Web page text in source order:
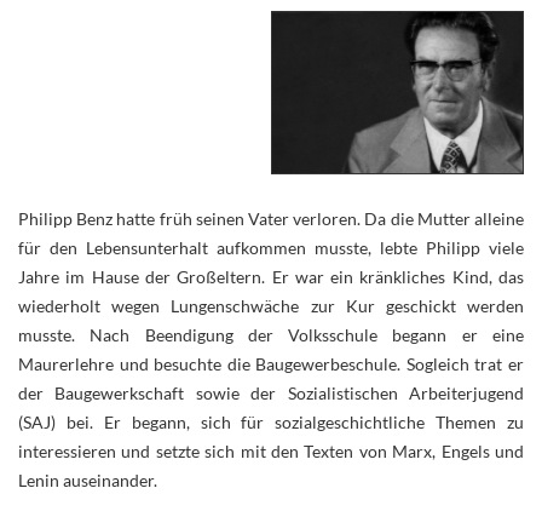
Philipp Benz hatte früh seinen Vater verloren. Da die Mutter alleine
für den Lebensunterhalt aufkommen musste, lebte Philipp viele
Jahre im Hause der Großeltern. Er war ein kränkliches Kind, das
wiederholt wegen Lungenschwäche zur Kur geschickt werden
musste. Nach Beendigung der Volksschule begann er eine
Maurerlehre und besuchte die Baugewerbeschule. Sogleich trat er
der Baugewerkschaft sowie der Sozialistischen Arbeiterjugend
(SAJ) bei. Er begann, sich für sozialgeschichtliche Themen zu
interessieren und setzte sich mit den Texten von Marx, Engels und
Lenin auseinander.